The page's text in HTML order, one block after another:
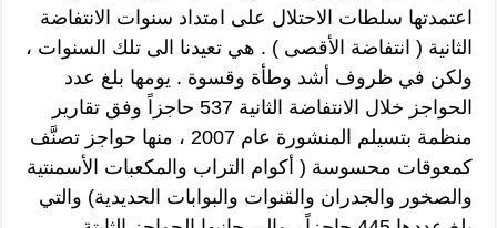
اعتمدتها سلطات الاحتلال على امتداد سنوات الانتفاضة
الثانية ( انتفاضة الأقصى ) . هي تعيدنا الى تلك السنوات ،
ولكن في ظروف أشد وطأة وقسوة . يومها بلغ عدد
الحواجز خلال الانتفاضة الثانية 537 حاجزاً وفق تقارير
منظمة بتسيلم المنشورة عام 2007 ، منها حواجز تصنَّف
كمعوقات محسوسة ( أكوام التراب والمكعبات الأسمنتية
والصخور والجدران والقنوات والبوابات الحديدية) والتي